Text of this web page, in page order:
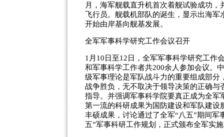
月，海军舰载直升机首次着舰试验成功
飞行员。舰载机部队的诞生，显示出海
开始由岸基向舰基发展。
全军军事科学研究工作会议召开
1月10日至12日，全军军事科学研究工作
和军事科学工作者共200余人参加会议。
级军事理论是军队战斗力的重要组成部
战争胜负，无不取决于领导决策的正确
指导。并强调军事科学院要真正成为全军
第一流的科研成果为国防建设和军队建设
丰硕成果，讨论通过了全军“八五”期间
五”军事科研工作规划，正式颁布全军实